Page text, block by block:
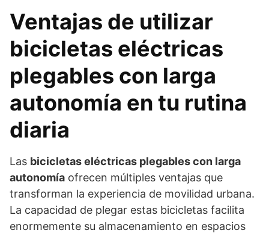
Ventajas de utilizar
bicicletas eléctricas
plegables con larga
autonomía en tu rutina
diaria
Las bicicletas eléctricas plegables con larga
autonomía ofrecen múltiples ventajas que
transforman la experiencia de movilidad urbana.
La capacidad de plegar estas bicicletas facilita
enormemente su almacenamiento en espacios